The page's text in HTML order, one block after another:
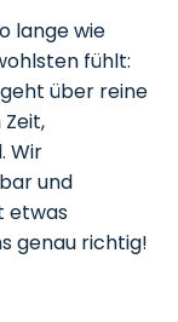
lange wie
fühlt:
über reine
Wir
und
etwas
genau richtig!